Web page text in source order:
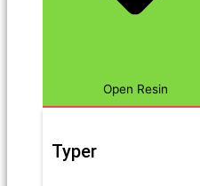
Open Resin
Typer